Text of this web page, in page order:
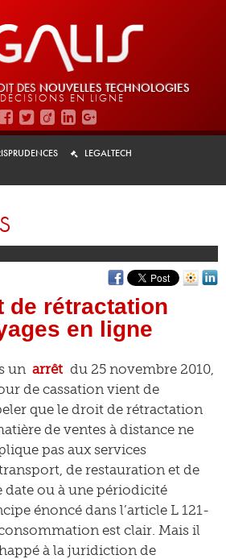
DES NOUVELLES TECHNOLOGIES
EN LIGNE
LEGALTECH
de rétractation
en ligne
un arrêt du 25 novembre 2010,
de cassation vient de
que le droit de rétractation
de ventes à distance ne
pas aux services
de restauration et de
ou à une périodicité
énoncé dans l’article L 121-
est clair. Mais il
à la juridiction de